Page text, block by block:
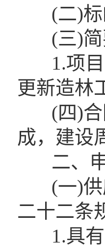
(二)标
(三)简
1.项目
更新造林
(四)合
成，建设
二、申
(一)供
二十二条
1.具有